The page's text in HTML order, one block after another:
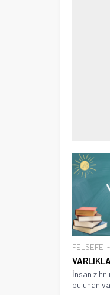
FELSEFE
İnsan
bulunan